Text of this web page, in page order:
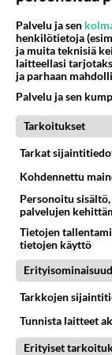
Mitä tuot
Luetuimmat: Aarne
Tätä moni jo odotti
Esko Eerikäinen
heti
Huoli heräsi -
Palvelu ja sen
henkilötietoja
ja muita teknisiä
laitteellasi
ja parhaan
Palvelu ja sen
Tarkoitukset
Tarkat
Kohdennettu
Personoitu
palvelujen
Tietojen
tietojen käyttö
Tarkkojen
Tunnista laitteet
Erityiset